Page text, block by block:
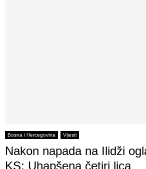
Bosna i Hercegovina Vijesti
Nakon napada na Ilidži
KS: Uhapšena četiri lica